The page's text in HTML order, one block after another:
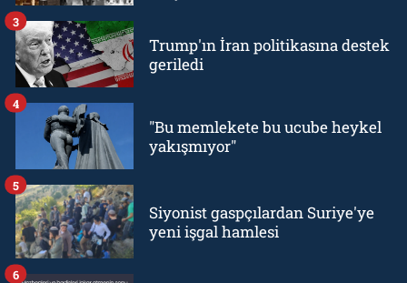
Trump'ın İran politikasına destek
geriledi
3
"Bu memlekete bu ucube heykel
yakışmıyor"
4
Siyonist gaspçılardan Suriye'ye
yeni işgal hamlesi
5
6